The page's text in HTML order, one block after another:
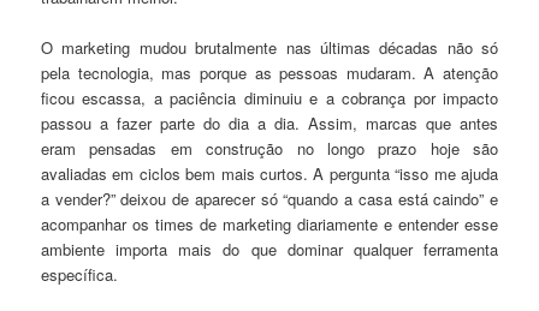
O marketing mudou brutalmente nas últimas décadas não só
pela tecnologia, mas porque as pessoas mudaram. A atenção
ficou escassa, a paciência diminuiu e a cobrança por impacto
passou a fazer parte do dia a dia. Assim, marcas que antes
eram pensadas em construção no longo prazo hoje são
avaliadas em ciclos bem mais curtos. A pergunta “isso me ajuda
a vender?” deixou de aparecer só “quando a casa está caindo” e
acompanhar os times de marketing diariamente e entender esse
ambiente importa mais do que dominar qualquer ferramenta
específica.